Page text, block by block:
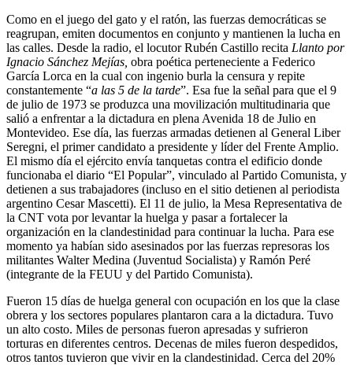
Como en el juego del gato y el ratón, las fuerzas democráticas se
reagrupan, emiten documentos en conjunto y mantienen la lucha en
las calles. Desde la radio, el locutor Rubén Castillo recita Llanto por
Ignacio Sánchez Mejías, obra poética perteneciente a Federico
García Lorca en la cual con ingenio burla la censura y repite
constantemente “a las 5 de la tarde”. Esa fue la señal para que el 9
de julio de 1973 se produzca una movilización multitudinaria que
salió a enfrentar a la dictadura en plena Avenida 18 de Julio en
Montevideo. Ese día, las fuerzas armadas detienen al General Liber
Seregni, el primer candidato a presidente y líder del Frente Amplio.
El mismo día el ejército envía tanquetas contra el edificio donde
funcionaba el diario “El Popular”, vinculado al Partido Comunista, y
detienen a sus trabajadores (incluso en el sitio detienen al periodista
argentino Cesar Mascetti). El 11 de julio, la Mesa Representativa de
la CNT vota por levantar la huelga y pasar a fortalecer la
organización en la clandestinidad para continuar la lucha. Para ese
momento ya habían sido asesinados por las fuerzas represoras los
militantes Walter Medina (Juventud Socialista) y Ramón Peré
(integrante de la FEUU y del Partido Comunista).
Fueron 15 días de huelga general con ocupación en los que la clase
obrera y los sectores populares plantaron cara a la dictadura. Tuvo
un alto costo. Miles de personas fueron apresadas y sufrieron
torturas en diferentes centros. Decenas de miles fueron despedidos,
otros tantos tuvieron que vivir en la clandestinidad. Cerca del 20%